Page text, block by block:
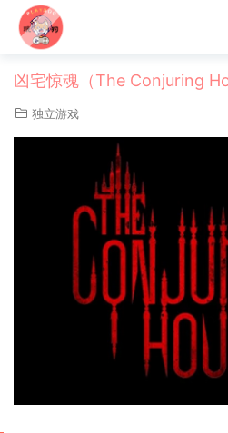
凶宅惊魂（The Conjuring
独立游戏